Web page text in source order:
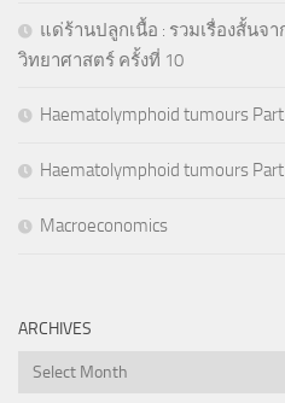
แด่ร้านปลูกเนื้อ : รวมเรื่องสั้นจ
วิทยาศาสตร์ ครั้งที่ 10
Haematolymphoid tumours
Haematolymphoid tumours
Macroeconomics
ARCHIVES
Archives